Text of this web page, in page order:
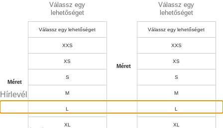
Méret
Válassz egy
lehetőséget
Válassz egy lehetőséget
XXS
XS
S
M
L
XL
Méret
Válassz egy
lehetőséget
Válassz egy lehetőséget
XXS
XS
S
M
L
XL
Hírlevél